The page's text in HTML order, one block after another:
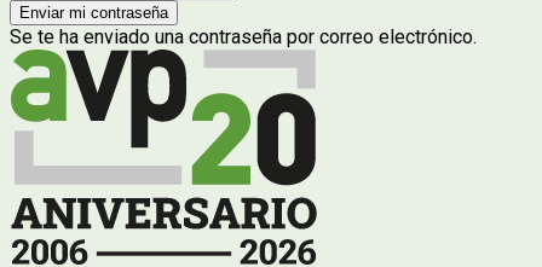
Se te ha enviado una contraseña por correo electrónico.